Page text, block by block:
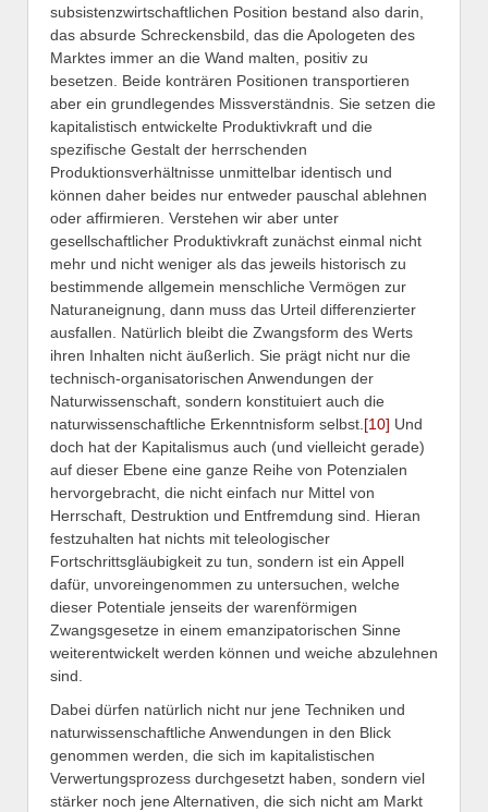
subsistenzwirtschaftlichen Position bestand also darin,
das absurde Schreckensbild, das die Apologeten des
Marktes immer an die Wand malten, positiv zu
besetzen. Beide konträren Positionen transportieren
aber ein grundlegendes Missverständnis. Sie setzen die
kapitalistisch entwickelte Produktivkraft und die
spezifische Gestalt der herrschenden
Produktionsverhältnisse unmittelbar identisch und
können daher beides nur entweder pauschal ablehnen
oder affirmieren. Verstehen wir aber unter
gesellschaftlicher Produktivkraft zunächst einmal nicht
mehr und nicht weniger als das jeweils historisch zu
bestimmende allgemein menschliche Vermögen zur
Naturaneignung, dann muss das Urteil differenzierter
ausfallen. Natürlich bleibt die Zwangsform des Werts
ihren Inhalten nicht äußerlich. Sie prägt nicht nur die
technisch-organisatorischen Anwendungen der
Naturwissenschaft, sondern konstituiert auch die
naturwissenschaftliche Erkenntnisform selbst.[10] Und
doch hat der Kapitalismus auch (und vielleicht gerade)
auf dieser Ebene eine ganze Reihe von Potenzialen
hervorgebracht, die nicht einfach nur Mittel von
Herrschaft, Destruktion und Entfremdung sind. Hieran
festzuhalten hat nichts mit teleologischer
Fortschrittsgläubigkeit zu tun, sondern ist ein Appell
dafür, unvoreingenommen zu untersuchen, welche
dieser Potentiale jenseits der warenförmigen
Zwangsgesetze in einem emanzipatorischen Sinne
weiterentwickelt werden können und weiche abzulehnen
sind.
Dabei dürfen natürlich nicht nur jene Techniken und
naturwissenschaftliche Anwendungen in den Blick
genommen werden, die sich im kapitalistischen
Verwertungsprozess durchgesetzt haben, sondern viel
stärker noch jene Alternativen, die sich nicht am Markt